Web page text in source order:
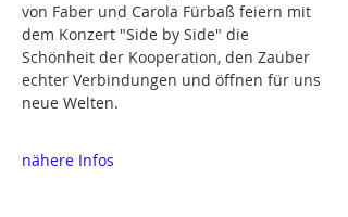
von Faber und Carola Fürbaß feiern mit
dem Konzert "Side by Side" die
Schönheit der Kooperation, den Zauber
echter Verbindungen und öffnen für uns
neue Welten.
nähere Infos